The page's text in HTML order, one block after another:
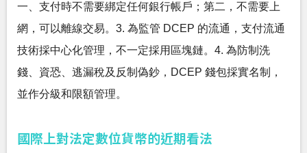
一、支付時不需要綁定任何銀行帳戶；第二，不需要上
網，可以離線交易。3. 為監管 DCEP 的流通，支付流通
技術採中心化管理，不一定採用區塊鏈。4. 為防制洗
錢、資恐、逃漏稅及反制偽鈔，DCEP 錢包採實名制，
並作分級和限額管理。
國際上對法定數位貨幣的近期看法